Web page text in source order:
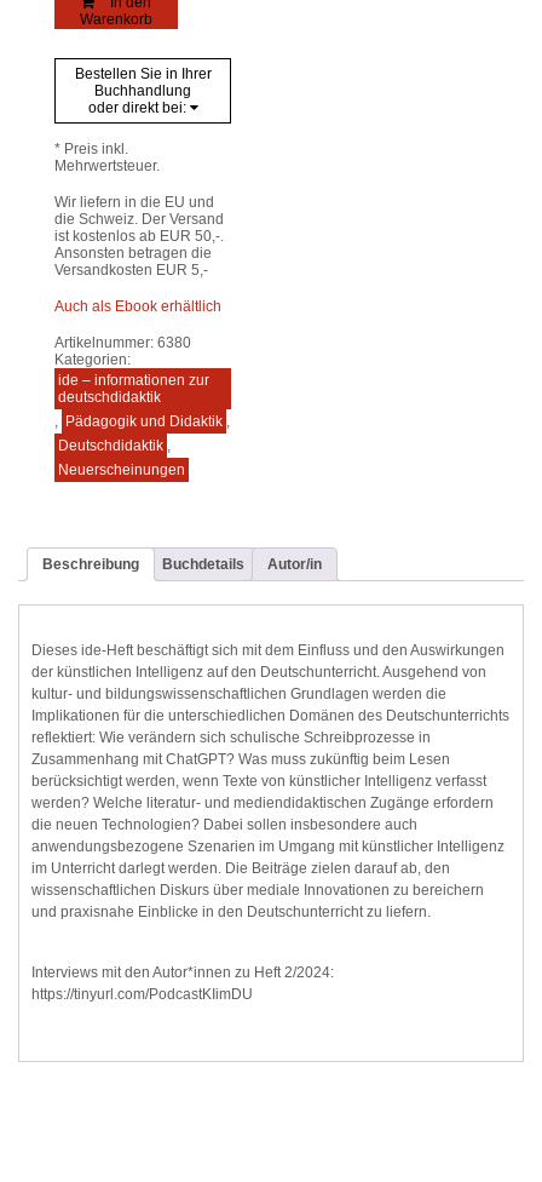
Menge
Warenkorb
Bestellen Sie in Ihrer
Buchhandlung
oder direkt bei:
* Preis inkl.
Mehrwertsteuer.
Wir liefern in die EU und
die Schweiz. Der Versand
ist kostenlos ab EUR 50,-.
Ansonsten betragen die
Versandkosten EUR 5,-
Auch als Ebook erhältlich
Artikelnummer: 6380
Kategorien:
ide – informationen zur
deutschdidaktik
Pädagogik und Didaktik
Deutschdidaktik
Neuerscheinungen
Beschreibung Buchdetails Autor/in
Dieses ide-Heft beschäftigt sich mit dem Einfluss und den Auswirkungen
der künstlichen Intelligenz auf den Deutschunterricht. Ausgehend von
kultur- und bildungswissenschaftlichen Grundlagen werden die
Implikationen für die unterschiedlichen Domänen des Deutschunterrichts
reflektiert: Wie verändern sich schulische Schreibprozesse in
Zusammenhang mit ChatGPT? Was muss zukünftig beim Lesen
berücksichtigt werden, wenn Texte von künstlicher Intelligenz verfasst
werden? Welche literatur- und mediendidaktischen Zugänge erfordern
die neuen Technologien? Dabei sollen insbesondere auch
anwendungsbezogene Szenarien im Umgang mit künstlicher Intelligenz
im Unterricht darlegt werden. Die Beiträge zielen darauf ab, den
wissenschaftlichen Diskurs über mediale Innovationen zu bereichern
und praxisnahe Einblicke in den Deutschunterricht zu liefern.
Interviews mit den Autor*innen zu Heft 2/2024:
https://tinyurl.com/PodcastKIimDU